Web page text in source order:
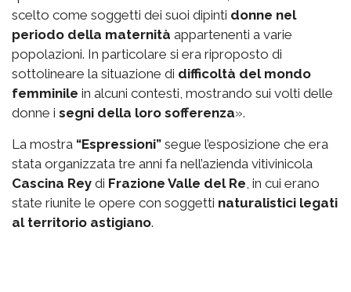
scelto come soggetti dei suoi dipinti donne nel
periodo della maternità appartenenti a varie
popolazioni. In particolare si era riproposto di
sottolineare la situazione di difficoltà del mondo
femminile in alcuni contesti, mostrando sui volti delle
donne i segni della loro sofferenza».
La mostra “Espressioni” segue l’esposizione che era
stata organizzata tre anni fa nell’azienda vitivinicola
Cascina Rey di Frazione Valle del Re , in cui erano
state riunite le opere con soggetti naturalistici legati
al territorio astigiano.